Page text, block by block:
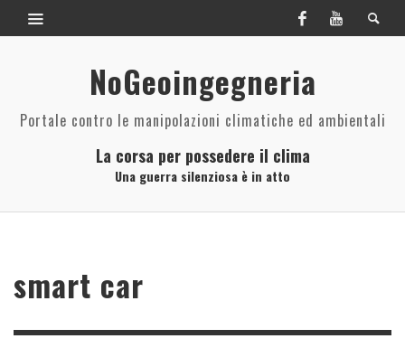
NoGeoingegneria
Portale contro le manipolazioni climatiche ed ambientali
La corsa per possedere il clima
Una guerra silenziosa è in atto
smart car